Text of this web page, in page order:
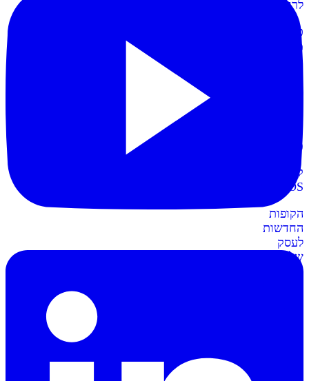
לרווחית
כרטיסי
מועדון
תשלום
קל
עם
כרטיסי
מועדון
קופות
POS
הקופות
החדשות
לעסק
שלכם